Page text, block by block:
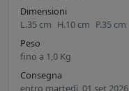
Dimensioni
L.35 cm H.10 cm P.35 cm
Peso
fino a 1,0 Kg
Consegna